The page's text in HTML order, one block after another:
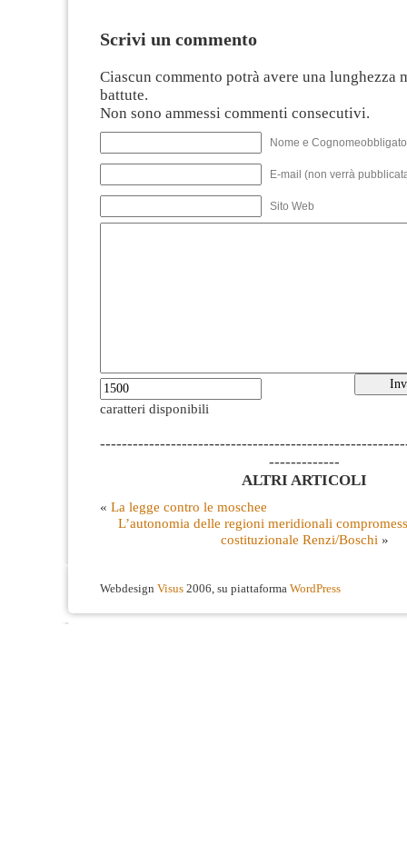
Scrivi un commento
Ciascun commento potrà avere una lunghezza
battute.
Non sono ammessi commenti consecutivi.
Nome e
E-mail (non verrà
Sito Web
caratteri disponibili
-------------
ALTRI ARTICOLI
« La legge contro le moschee
L’autonomia delle regioni meridionali
costituzionale Renzi/Boschi »
Webdesign Visus 2006, su piattaforma WordPress